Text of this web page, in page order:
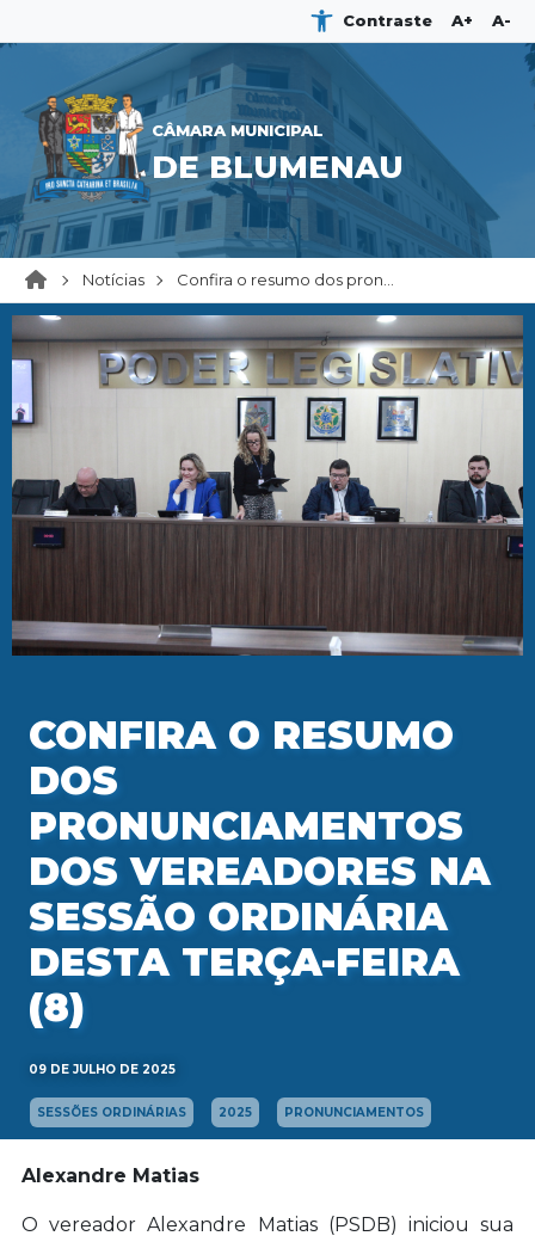
Contraste A+ A-
CÂMARA MUNICIPAL
DE BLUMENAU
Notícias Confira o resumo dos pron...
CONFIRA O RESUMO
DOS
PRONUNCIAMENTOS
DOS VEREADORES NA
SESSÃO ORDINÁRIA
DESTA TERÇA-FEIRA
(8)
09 DE JULHO DE 2025
SESSÕES ORDINÁRIAS 2025 PRONUNCIAMENTOS
Alexandre Matias
O vereador Alexandre Matias (PSDB) iniciou sua